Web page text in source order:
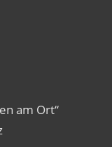
am Ort“